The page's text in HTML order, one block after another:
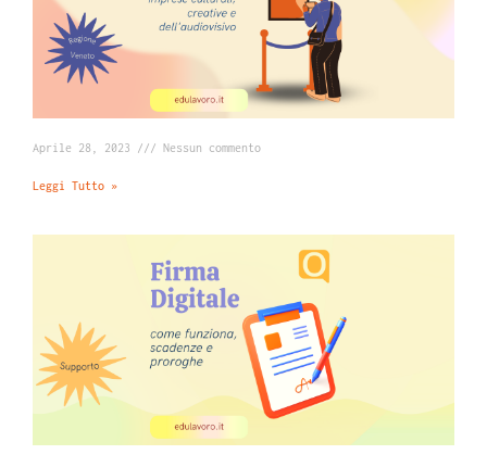
Aprile 28, 2023 Nessun commento
Leggi Tutto »